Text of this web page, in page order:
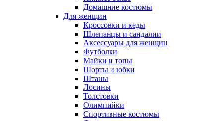
Домашние костюмы
Для женщин
Кроссовки и кеды
Шлепанцы и сандалии
Аксессуары для женщин
Футболки
Майки и топы
Шорты и юбки
Штаны
Лосины
Толстовки
Олимпийки
Спортивные костюмы